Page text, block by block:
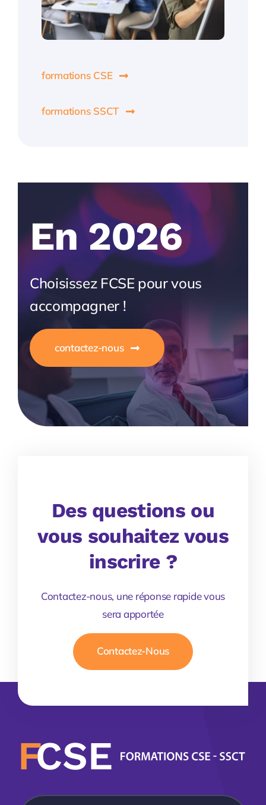
formations CSE
formations SSCT
En 2026
Choisissez FCSE pour vous
accompagner !
contactez-nous
Des questions ou
vous souhaitez vous
inscrire ?
Contactez-nous, une réponse rapide vous
sera apportée
Contactez-Nous